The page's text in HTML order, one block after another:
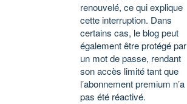
renouvelé, ce qui explique
cette interruption. Dans
certains cas, le blog peut
également être protégé par
un mot de passe, rendant
son accès limité tant que
l’abonnement premium n’a
pas été réactivé.